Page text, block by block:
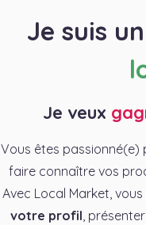
Je suis un
Je veux
Vous êtes
faire connaître vos
Avec Local Market,
votre profil,